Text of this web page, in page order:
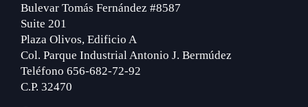
Bulevar Tomás Fernández #8587
Suite 201
Plaza Olivos, Edificio A
Col. Parque Industrial Antonio J. Bermúdez
Teléfono 656-682-72-92
C.P. 32470